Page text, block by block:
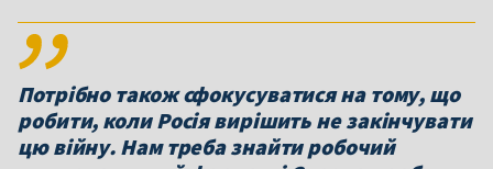
Потрібно також сфокусуватися на тому, що
робити, коли Росія вирішить не закінчувати
цю війну. Нам треба знайти робочий